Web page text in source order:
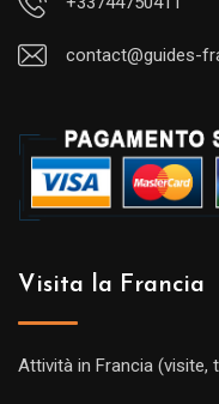
contact@guides-
Visita la Francia
Attività in Francia (visite,